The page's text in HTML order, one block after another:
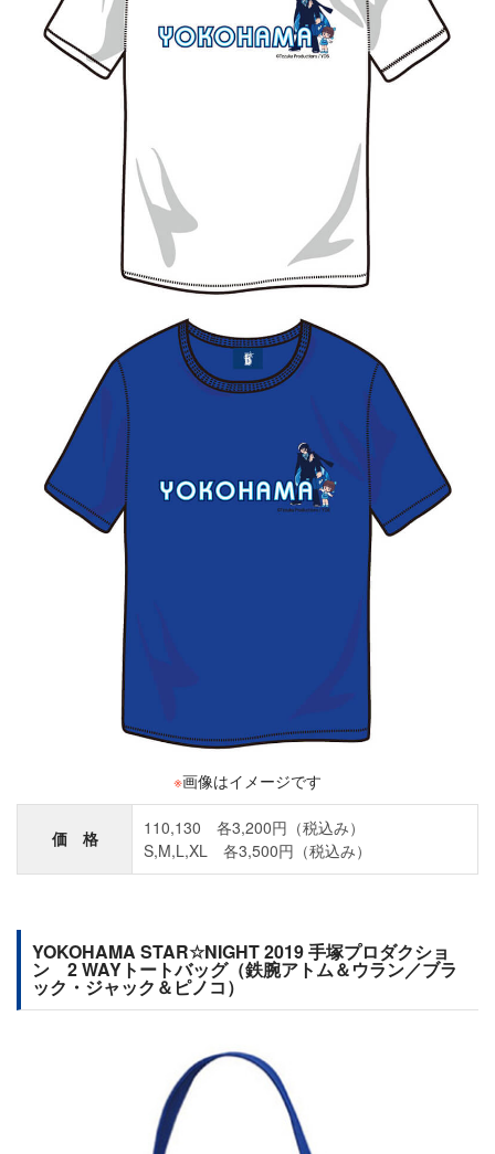
※画像はイメージです
価 格
110,130 各3,200円（税込み）
S,M,L,XL 各3,500円（税込み）
YOKOHAMA STAR☆NIGHT 2019 手塚プロダクショ
ン 2 WAYトートバッグ（鉄腕アトム＆ウラン／ブラ
ック・ジャック＆ピノコ）